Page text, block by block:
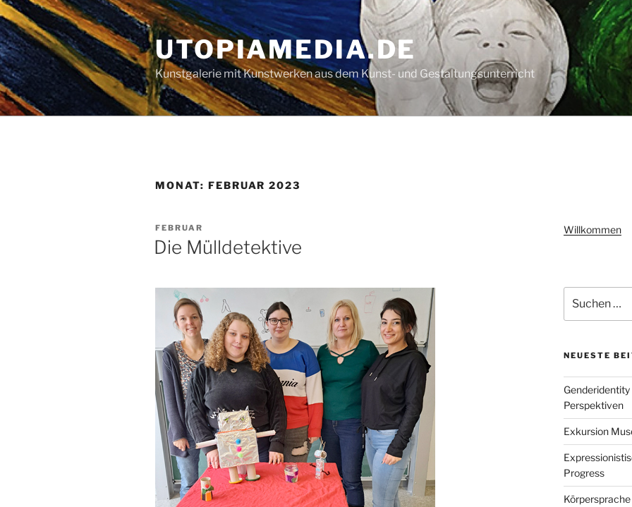
Zum
Inhalt
springen
UTOPIAMEDIA.DE
Kunstgalerie mit Kunstwerken aus dem Kunst- und Gestaltungsunterricht
MONAT: FEBRUAR 2023
VERÖFFENTLICHT
AM
FEBRUAR
Die Mülldetektive
Willkommen
nach:
NEUESTE
Perspektiven
Exkursion
Progress